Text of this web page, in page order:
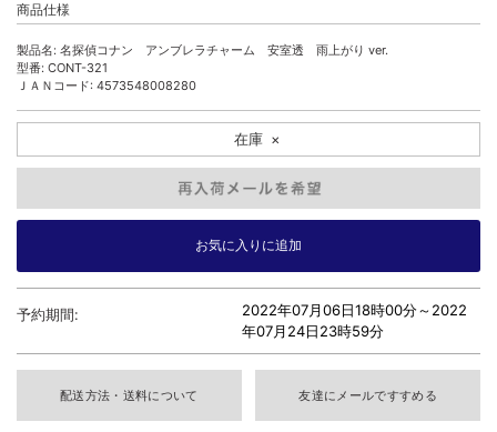
商品仕様
製品名: 名探偵コナン アンブレラチャーム 安室透 雨上がり ver.
型番: CONT-321
ＪＡＮコード: 4573548008280
在庫 ×
予約期間: 2022年07月06日18時00分～2022
年07月24日23時59分
配送方法・送料について 友達にメールですすめる